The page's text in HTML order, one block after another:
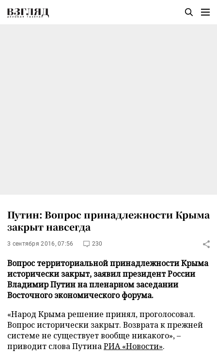
Путин: Вопрос принадлежности Крыма
закрыт навсегда
3 сентября 2016, 07:56 230
Вопрос территориальной принадлежности Крыма
исторически закрыт, заявил президент России
Владимир Путин на пленарном заседании
Восточного экономического форума.
«Народ Крыма решение принял, проголосовал.
Вопрос исторически закрыт. Возврата к прежней
системе не существует вообще никакого», –
приводит слова ПутинаРИА «Новости».